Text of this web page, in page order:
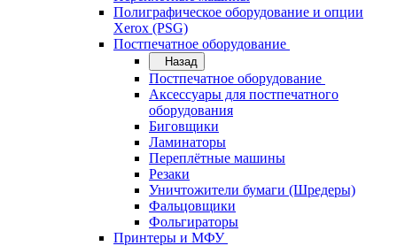
Полиграфическое оборудование и опции
Xerox (PSG)
Постпечатное оборудование
Назад
Постпечатное оборудование
Аксессуары для постпечатного
оборудования
Биговщики
Ламинаторы
Переплётные машины
Резаки
Уничтожители бумаги (Шредеры)
Фальцовщики
Фольгираторы
Принтеры и МФУ